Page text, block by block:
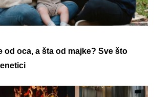
od oca, a šta od majke? Sve što